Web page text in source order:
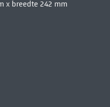
x breedte 242 mm